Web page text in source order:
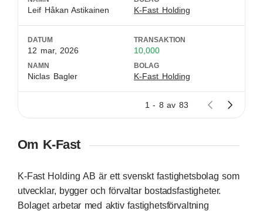
Leif Håkan Astikainen K-Fast Holding
DATUM
12 mar, 2026
TRANSAKTION
10,000
NAMN
Niclas Bagler
BOLAG
K-Fast Holding
1 - 8 av 83
Om K-Fast
K‑Fast Holding AB är ett svenskt fastighetsbolag som
utvecklar, bygger och förvaltar bostadsfastigheter.
Bolaget arbetar med aktiv fastighetsförvaltning